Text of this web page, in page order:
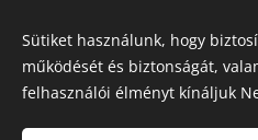
Telefonszám: 06305731961
Az oldalt a Zm
Sütiket használunk, hogy
működését és biztonságát,
felhasználói élményt kínáljuk